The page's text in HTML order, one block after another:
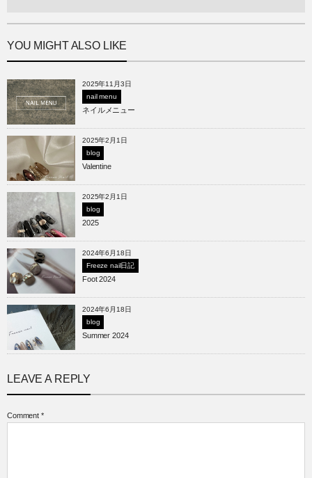
YOU MIGHT ALSO LIKE
2025年11月3日
nail menu
ネイルメニュー
2025年2月1日
blog
Valentine
2025年2月1日
blog
2025
2024年6月18日
Freeze nail日記
Foot 2024
2024年6月18日
blog
Summer 2024
LEAVE A REPLY
Comment *